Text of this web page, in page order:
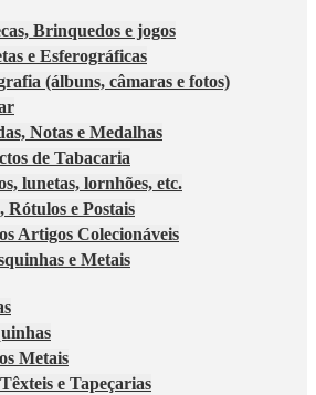
Brinquedos e jogos
e Esferográficas
(álbuns, câmaras e fotos)
Notas e Medalhas
de Tabacaria
lunetas, lornhões, etc.
Rótulos e Postais
Artigos Colecionáveis
e Metais
Metais
e Tapeçarias